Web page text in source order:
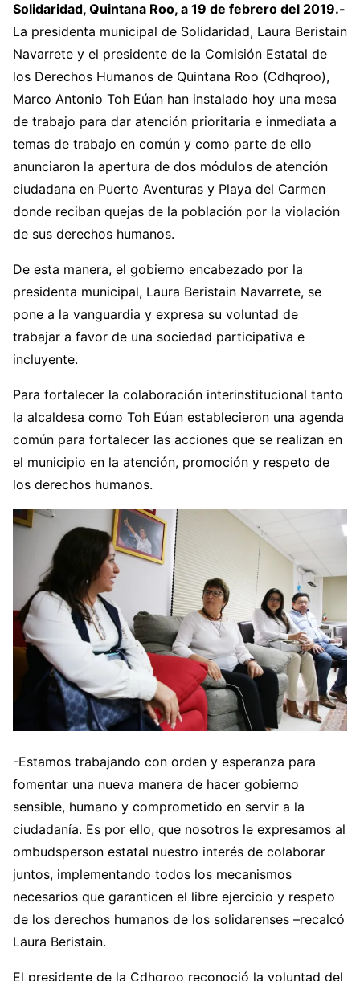
Solidaridad, Quintana Roo, a 19 de febrero del 2019.-
La presidenta municipal de Solidaridad, Laura Beristain
Navarrete y el presidente de la Comisión Estatal de
los Derechos Humanos de Quintana Roo (Cdhqroo),
Marco Antonio Toh Eúan han instalado hoy una mesa
de trabajo para dar atención prioritaria e inmediata a
temas de trabajo en común y como parte de ello
anunciaron la apertura de dos módulos de atención
ciudadana en Puerto Aventuras y Playa del Carmen
donde reciban quejas de la población por la violación
de sus derechos humanos.
De esta manera, el gobierno encabezado por la
presidenta municipal, Laura Beristain Navarrete, se
pone a la vanguardia y expresa su voluntad de
trabajar a favor de una sociedad participativa e
incluyente.
Para fortalecer la colaboración interinstitucional tanto
la alcaldesa como Toh Eúan establecieron una agenda
común para fortalecer las acciones que se realizan en
el municipio en la atención, promoción y respeto de
los derechos humanos.
-Estamos trabajando con orden y esperanza para
fomentar una nueva manera de hacer gobierno
sensible, humano y comprometido en servir a la
ciudadanía. Es por ello, que nosotros le expresamos al
ombudsperson estatal nuestro interés de colaborar
juntos, implementando todos los mecanismos
necesarios que garanticen el libre ejercicio y respeto
de los derechos humanos de los solidarenses –recalcó
Laura Beristain.
El presidente de la Cdhqroo reconoció la voluntad del